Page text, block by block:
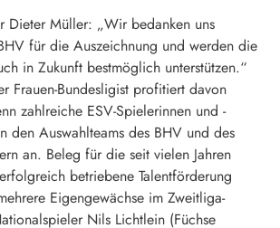
Dieter Müller: „Wir bedanken uns
für die Auszeichnung und werden die
in Zukunft bestmöglich unterstützen.“
Frauen-Bundesligist profitiert davon
zahlreiche ESV-Spielerinnen und -
den Auswahlteams des BHV und des
an. Beleg für die seit vielen Jahren
betriebene Talentförderung
Eigengewächse im Zweitliga-
Nils Lichtlein (Füchse